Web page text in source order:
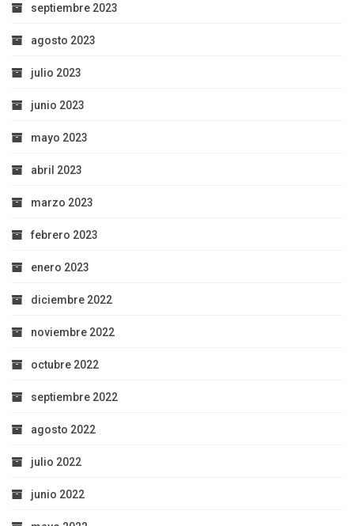
septiembre 2023
agosto 2023
julio 2023
junio 2023
mayo 2023
abril 2023
marzo 2023
febrero 2023
enero 2023
diciembre 2022
noviembre 2022
octubre 2022
septiembre 2022
agosto 2022
julio 2022
junio 2022